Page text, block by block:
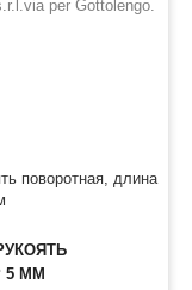
per Gottolengo.
7мм применяется
это
поверх..
5 ММ